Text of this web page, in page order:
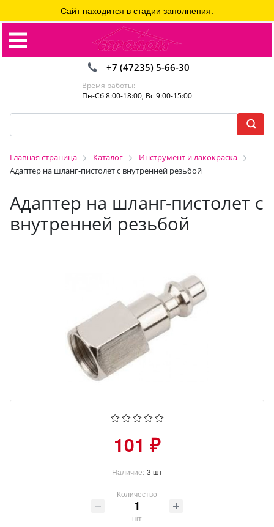
+7 (47235) 5-66-30
Время работы:
Пн-Сб 8:00-18:00, Вс 9:00-15:00
Главная страница Каталог
Инструмент и лакокраска
Адаптер на шланг-пистолет с внутренней резьбой
Адаптер на шланг-пистолет с
внутренней резьбой
Сайт находится в стадии заполнения.
101 ₽
Наличие: 3 шт
Количество
шт